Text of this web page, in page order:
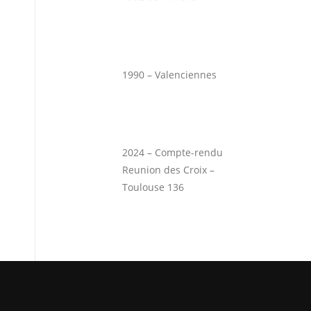
1990 – Valenciennes
2024 – Compte-rendu
Reunion des Croix –
Toulouse 136